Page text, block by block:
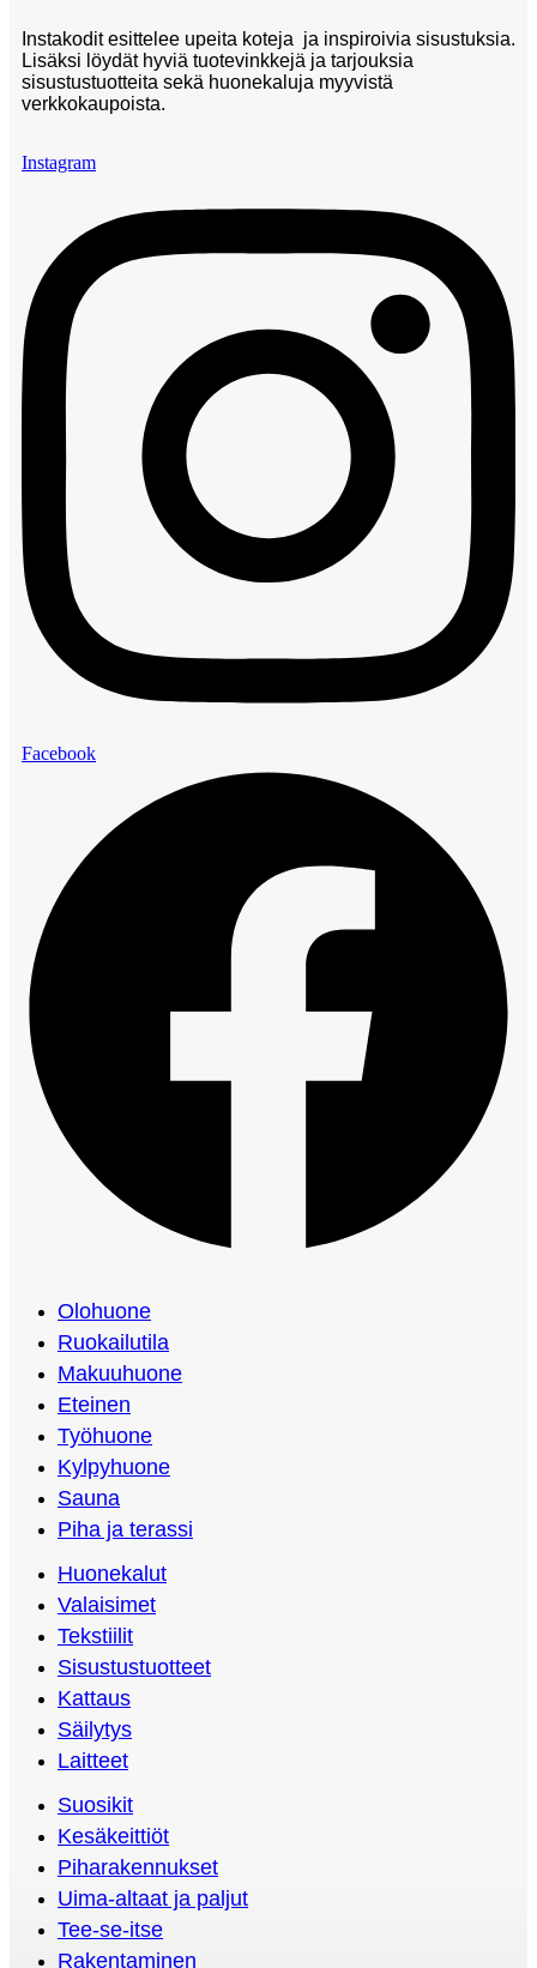
Instakodit esittelee upeita koteja ja inspiroivia sisustuksia.
Lisäksi löydät hyviä tuotevinkkejä ja tarjouksia
sisustustuotteita sekä huonekaluja myyvistä
verkkokaupoista.
Instagram
Facebook
Olohuone
Ruokailutila
Makuuhuone
Eteinen
Työhuone
Kylpyhuone
Sauna
Piha ja terassi
Huonekalut
Valaisimet
Tekstiilit
Sisustustuotteet
Kattaus
Säilytys
Laitteet
Suosikit
Kesäkeittiöt
Piharakennukset
Uima-altaat ja paljut
Tee-se-itse
Rakentaminen